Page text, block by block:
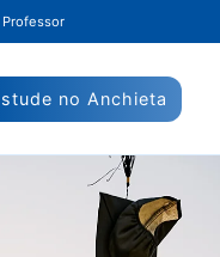
no Anchieta